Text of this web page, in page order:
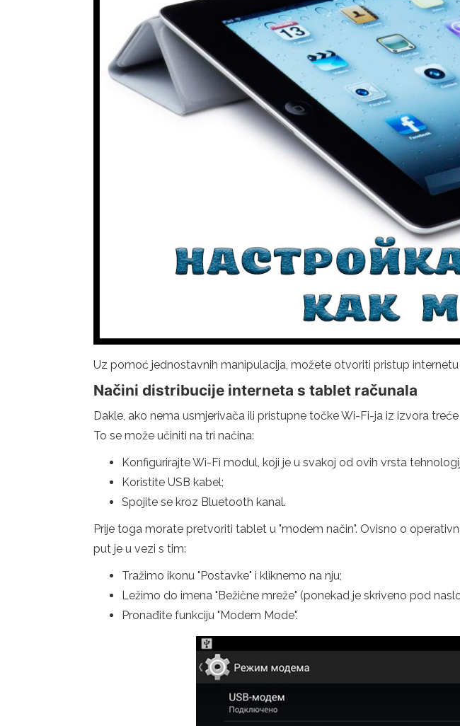
Uz pomoć jednostavnih manipulacija, možete otvoriti pristup
Načini distribucije interneta s tablet računala
Dakle, ako nema usmjerivača ili pristupne točke Wi-Fi-ja iz izvora
To se može učiniti na tri načina:
Konfigurirajte Wi-Fi modul, koji je u svakoj od ovih vrsta
Koristite USB kabel;
Spojite se kroz Bluetooth kanal.
Prije toga morate pretvoriti tablet u "modem način". Ovisno o
put je u vezi s tim:
Tražimo ikonu "Postavke" i kliknemo na nju;
Ležimo do imena "Bežične mreže" (ponekad je skriveno pod
Pronađite funkciju "Modem Mode".